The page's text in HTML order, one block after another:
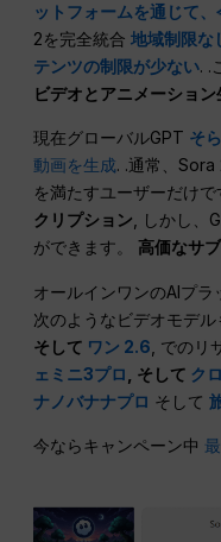
ットフォームを通じて
2を完全統合地域制限な
テンツの制限が少ない. .
ビデオとアニメーショ
現在グローバルGPT そ
動画を生成. .通常、
を満たすユーザーだけ
クリプション, しかし、
ができます。高価なサ
オールインワンのAIプ
次のようなビデオモデ
そして ワン 2.6 , でのリ
ェミニ3プロ
, そして ク
ナノバナナプロ そして
今ならキャンペーン中